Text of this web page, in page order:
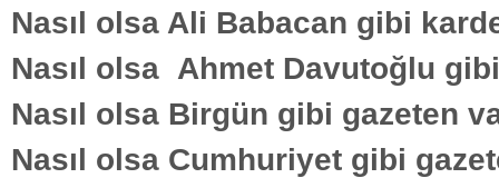
Nasıl olsa Ali Babacan gibi
Nasıl olsa Ahmet Davutoğlu
Nasıl olsa Birgün gibi gazeten
Nasıl olsa Cumhuriyet gibi